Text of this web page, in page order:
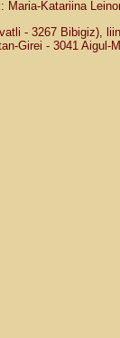
Maria-Katariina
- 3267 Bibigiz),
Girei - 3041 Aigul-